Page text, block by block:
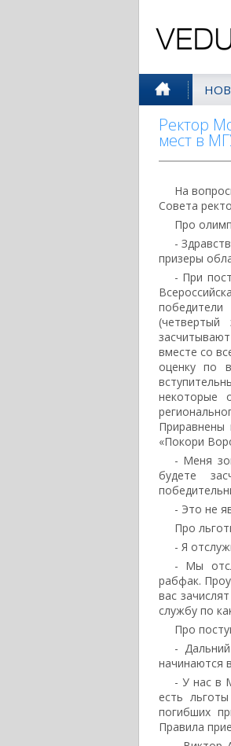
Ректор
мест в
На
Совета
Про
-
призеры
- При
вместе со
оценку по
некоторые
«Покори
- Меня
будете
- Это не
Про
- Я
- Мы
рабфак.
вас
службу по
Про
-
начинаются
- У нас в
есть
погибших
Правила